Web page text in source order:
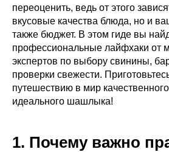
переоценить, ведь от этого
вкусовые качества блюда, но и
также бюджет. В этом гиде вы
профессиональные лайфхаки от
экспертов по выбору свинины,
проверки свежести.
путешествию в мир
идеального шашлыка!
1. Почему важно